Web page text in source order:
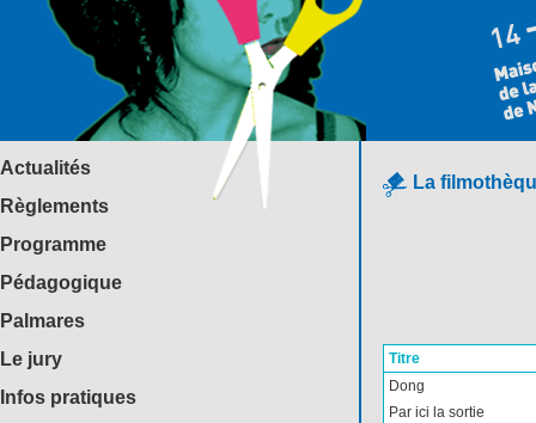
Actualités
Règlements
Programme
Pédagogique
Palmares
Le jury
Infos pratiques
La
Titre
Dong
Par ici la sortie